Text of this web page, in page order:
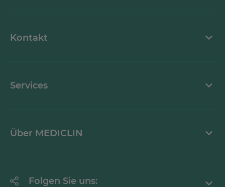
Kontakt
Services
Über MEDICLIN
Folgen Sie uns: